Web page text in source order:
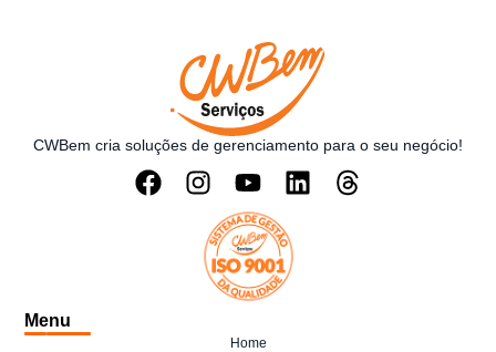
CWBem cria soluções de gerenciamento para o seu negócio!
Menu
Home